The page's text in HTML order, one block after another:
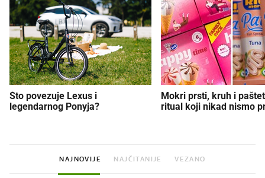
Što povezuje Lexus i
legendarnog Ponyja?
Mokri prsti, kruh i
ritual koji nikad nismo
NAJNOVIJE NAJČITANIJE VEZANO